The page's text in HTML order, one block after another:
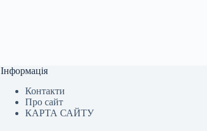
Інформація
Контакти
Про сайт
КАРТА САЙТУ